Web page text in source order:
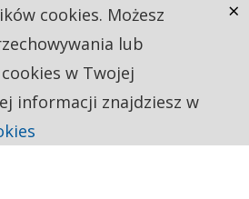
cookies. Możesz
lub
w Twojej
informacji znajdziesz w
×